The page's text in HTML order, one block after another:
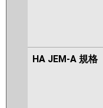
HA JEM-A 規格